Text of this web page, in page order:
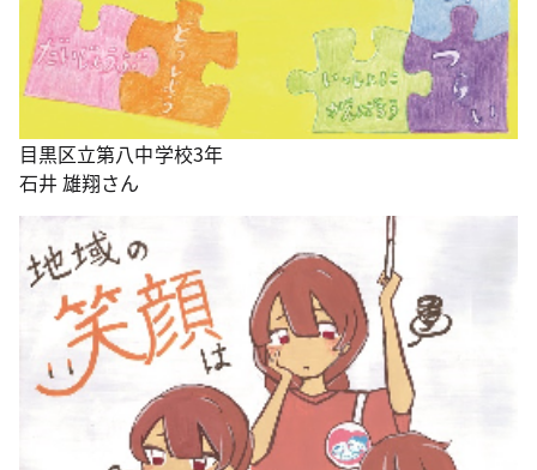
目黒区立第八中学校3年
石井 雄翔さん